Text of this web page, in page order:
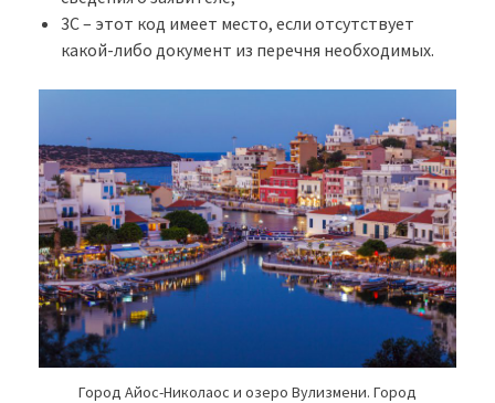
3С – этот код имеет место, если отсутствует
какой-либо документ из перечня необходимых.
Город Айос-Николаос и озеро Вулизмени. Город